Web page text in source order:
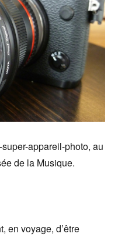
appareil-photo, au
de la Musique.
en voyage, d’être